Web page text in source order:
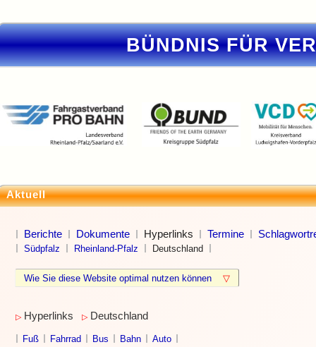
BÜNDNIS FÜR
Aktuell
Berichte Dokumente Hyperlinks Termine
Südpfalz Rheinland-Pfalz Deutschland
Wie Sie diese Website optimal nutzen können ▽
▷ Hyperlinks ▷ Deutschland
Fuß Fahrrad Bus Bahn
Auto